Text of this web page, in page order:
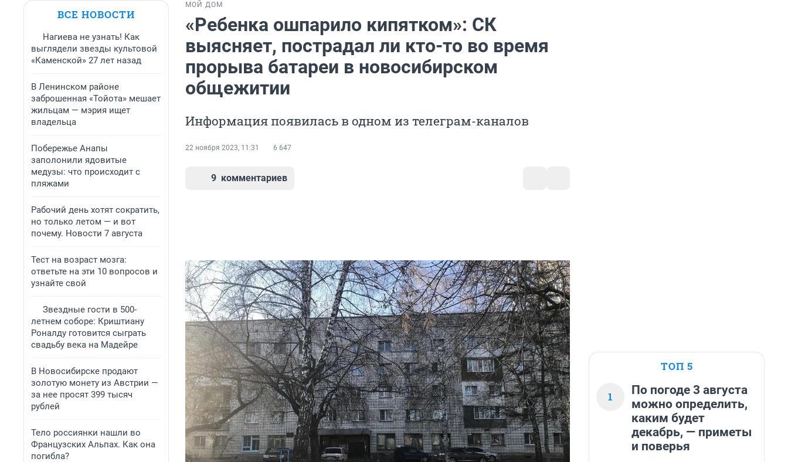
ВСЕ НОВОСТИ
Нагиева не узнать! Как
выглядели звезды культовой
«Каменской» 27 лет назад
В Ленинском районе
заброшенная «Тойота» мешает
жильцам — мэрия ищет
владельца
Побережье Анапы
заполонили ядовитые
медузы: что происходит с
пляжами
Рабочий день хотят сократить,
но только летом — и вот
почему. Новости 7 августа
Тест на возраст мозга:
ответьте на эти 10 вопросов и
узнайте свой
Звездные гости в 500-
летнем соборе: Криштиану
Роналду готовится сыграть
свадьбу века на Мадейре
В Новосибирске продают
золотую монету из Австрии —
за нее просят 399 тысяч
рублей
Тело россиянки нашли во
Французских Альпах. Как она
погибла?
МОЙ ДОМ
«Ребенка ошпарило кипятком»: СК
выясняет, пострадал ли кто-то во время
прорыва батареи в новосибирском
общежитии
Информация появилась в одном из телеграм-каналов
22 ноября 2023, 11:31 6 647
9 комментариев
ТОП 5
1
По погоде 3 августа
можно определить,
каким будет
декабрь, — приметы
и поверья